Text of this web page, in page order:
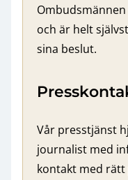
och är helt
sina beslut.
Vår presstjänst
journalist med
kontakt med